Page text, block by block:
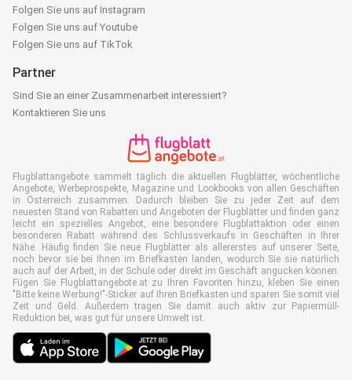
Folgen Sie uns auf Instagram
Folgen Sie uns auf Youtube
Folgen Sie uns auf TikTok
Partner
Sind Sie an einer Zusammenarbeit interessiert?
Kontaktieren Sie uns
Flugblattangebote sammelt täglich die aktuellen Flugblätter, wöchentliche
Angebote, Werbeprospekte, Magazine und Lookbooks von allen Geschäften
in Österreich zusammen. Dadurch bleiben Sie zu jeder Zeit auf dem
neuesten Stand von Rabatten und Angeboten der Flugblätter und finden ganz
leicht ein spezielles Angebot, eine besondere Flugblattaktion oder einen
besonderen Rabatt während des Schlussverkaufs in Geschäften in Ihrer
Nähe. Häufig finden Sie neue Flugblätter als allererstes auf unserer Seite,
noch bevor sie bei Ihnen im Briefkasten landen, wodurch Sie sie natürlich
auch auf der Arbeit, in der Schule oder direkt im Geschäft angucken können.
Fügen Sie Flugblattangebote.at zu Ihren Favoriten hinzu, kleben Sie einen
"Bitte keine Werbung!"-Sticker auf Ihren Briefkasten und sparen Sie somit viel
Zeit und Geld. Außerdem tragen Sie damit auch aktiv zur Papiermüll-
Reduktion bei, was gut für unsere Umwelt ist.